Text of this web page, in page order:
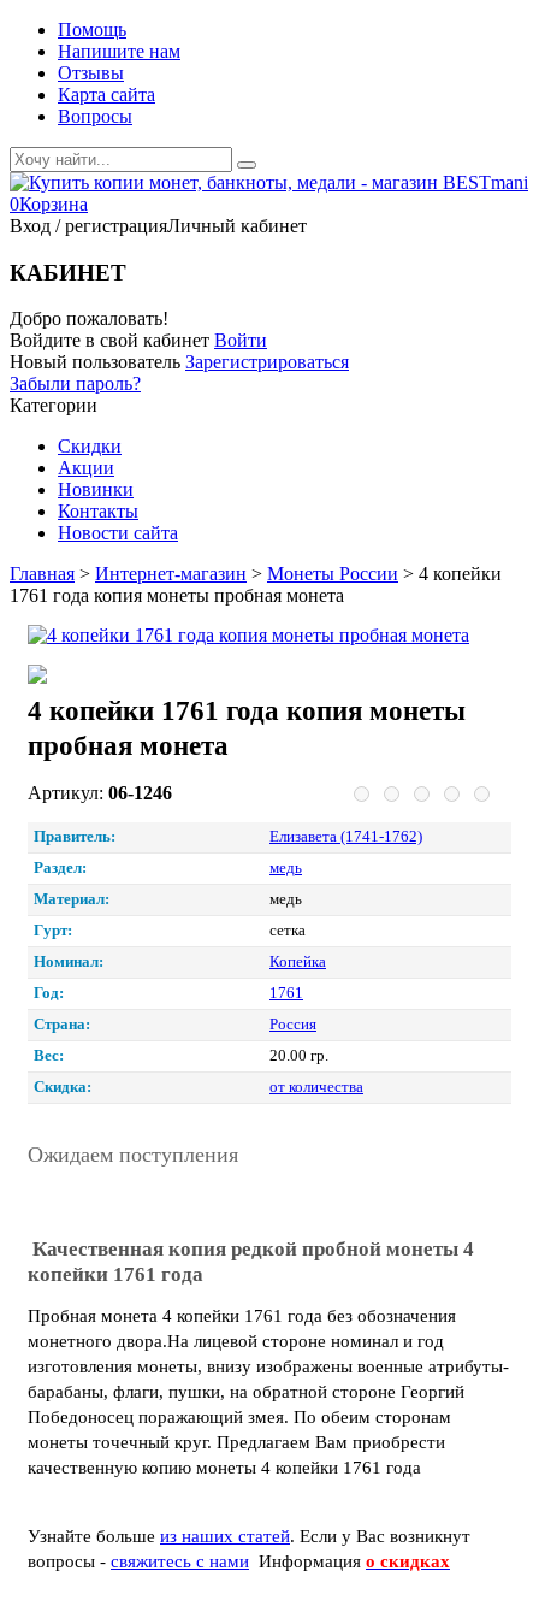
Помощь
Напишите нам
Отзывы
Карта сайта
Вопросы
0Корзина
Вход / регистрацияЛичный кабинет
КАБИНЕТ
Добро пожаловать!
Войдите в свой кабинет Войти
Новый пользователь Зарегистрироваться
Забыли пароль?
Категории
Скидки
Акции
Новинки
Контакты
Новости сайта
Главная > Интернет-магазин > Монеты России > 4 копейки
1761 года копия монеты пробная монета
4 копейки 1761 года копия монеты
пробная монета
Артикул: 06-1246
Правитель:
Елизавета (1741-1762)
Раздел:
медь
Материал:
медь
Гурт:
сетка
Номинал:
Копейка
Год:
1761
Страна:
Россия
Вес:
20.00 гр.
Скидка:
от количества
Ожидаем поступления
Качественная копия редкой пробной монеты 4
копейки 1761 года
Пробная монета 4 копейки 1761 года без обозначения
монетного двора.На лицевой стороне номинал и год
изготовления монеты, внизу изображены военные атрибуты-
барабаны, флаги, пушки, на обратной стороне Георгий
Победоносец поражающий змея. По обеим сторонам
монеты точечный круг. Предлагаем Вам приобрести
качественную копию монеты 4 копейки 1761 года
Узнайте больше из наших статей. Если у Вас возникнут
вопросы - свяжитесь с нами Информация о скидках